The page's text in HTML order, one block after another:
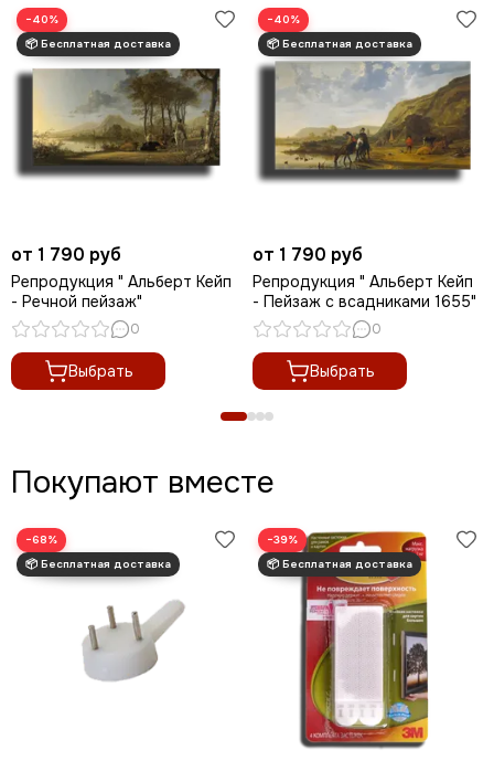
−40%
от 1 790 руб
Репродукция " Альберт Кейп
- Речной пейзаж"
0
Выбрать
−40%
от 1 790 руб
Репродукция " Альберт Кейп
- Пейзаж с всадниками 1655"
0
Выбрать
Покупают вместе
−68% −39%